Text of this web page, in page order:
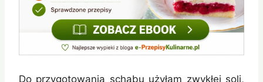
Do przygotowania schabu użyłam zwykłej soli,